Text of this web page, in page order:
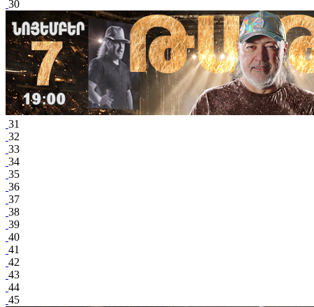
30
31
32
33
34
35
36
37
38
39
40
41
42
43
44
45